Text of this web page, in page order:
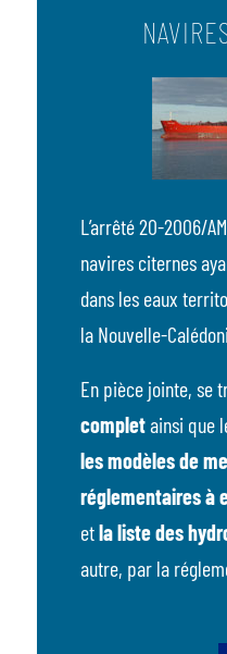
L’arrêté 20-2006/
navires citernes
dans les eaux
la Nouvelle-
En pièce jointe, se
completainsi que
les modèles de
réglementaires à
etla liste des
autre, par la